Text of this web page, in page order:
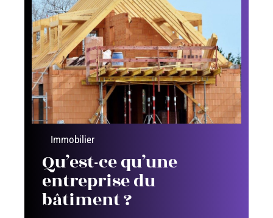
Immobilier
Qu’est-ce qu’une
entreprise du
bâtiment ?